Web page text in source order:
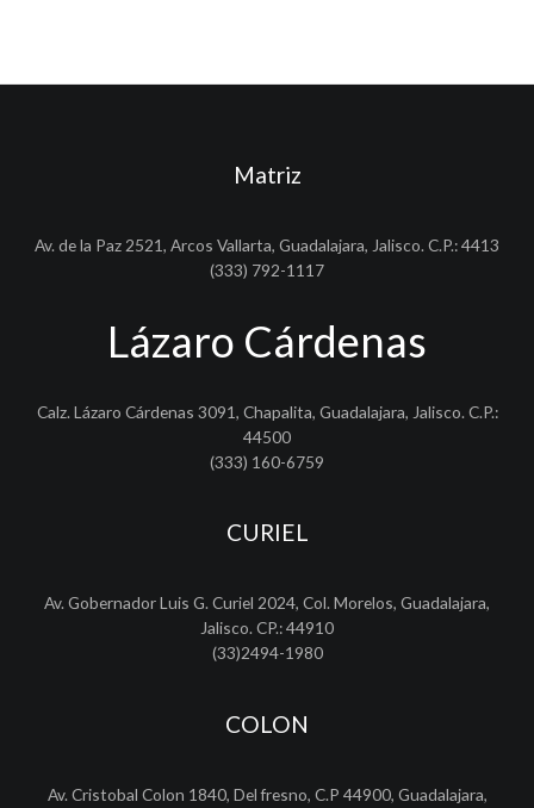
Matriz
Av. de la Paz 2521, Arcos Vallarta, Guadalajara, Jalisco. C.P.: 4413
(333) 792-1117
Lázaro Cárdenas
Calz. Lázaro Cárdenas 3091, Chapalita, Guadalajara, Jalisco. C.P.:
44500
(333) 160-6759
CURIEL
Av. Gobernador Luis G. Curiel 2024, Col. Morelos, Guadalajara,
Jalisco. CP.: 44910
(33)2494-1980
COLON
Av. Cristobal Colon 1840, Del fresno, C.P 44900, Guadalajara,